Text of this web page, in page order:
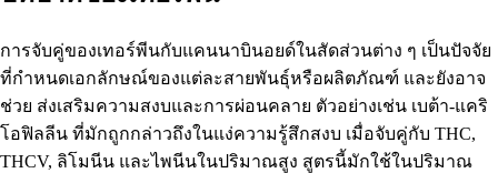
การจับคู่ของเทอร์พีนกับแคนนาบินอยด์ในสัดส่วนต่าง ๆ เป็นปัจจัย
ที่กำหนดเอกลักษณ์ของแต่ละสายพันธุ์หรือผลิตภัณฑ์ และยังอาจ
ช่วย ส่งเสริมความสงบและการผ่อนคลาย ตัวอย่างเช่น เบต้า-แคริ
โอฟิลลีน ที่มักถูกกล่าวถึงในแง่ความรู้สึกสงบ เมื่อจับคู่กับ THC,
THCV, ลิโมนีน และไพนีนในปริมาณสูง สูตรนี้มักใช้ในปริมาณ